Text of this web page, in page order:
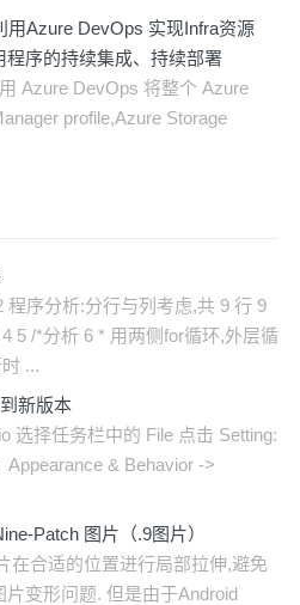
用Azure DevOps 实现Infra资源
序的持续集成、持续部署
Azure DevOps 将整个 Azure
profile,Azure Storage
程序分析:分行与列考虑,共 9 行 9
5 /*分析 6 * 用两侧for循环,外层循
...
新版本
选择任务栏中的 File 点击 Setting:
& Behavior ->
Patch 图片（.9图片）
在合适的位置进行局部拉伸,避免
变形问题. 但是由于Android